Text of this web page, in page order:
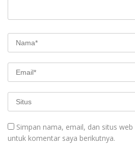
Simpan nama, email, dan situs
untuk komentar saya berikutnya.